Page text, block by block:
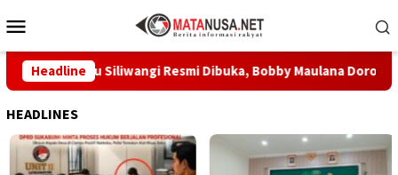
ke
Mobile
Headline
Prabu Siliwangi Resmi Dibuka, Bobby Maulana Dorong
HEADLINES